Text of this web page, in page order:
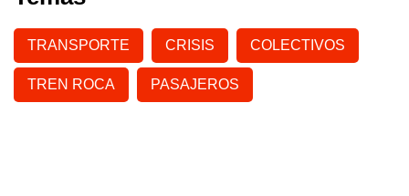
TRANSPORTE CRISIS COLECTIVOS
TREN ROCA PASAJEROS